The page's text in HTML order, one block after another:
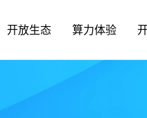
开放生态 算力体验